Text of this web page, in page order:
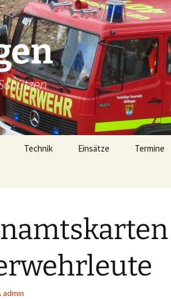
von 1728
Technik
TSF-W
Gerätehaus
Alarmierung
Einsätze
Einsätze 2024
Einsätze 2023
Termine
admin